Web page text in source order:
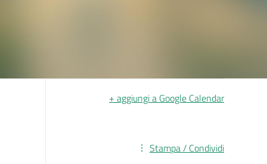
+ aggiungi a Google Calendar
Stampa / Condividi